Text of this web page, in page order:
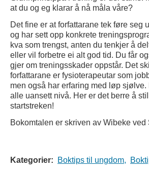
at du og eg klarar å nå måla våre?
Det fine er at forfattarane tek føre seg
og har sett opp konkrete
kva som trengst, anten du tenkjer å
eller vil forbetre ei alt god tid. Du får
gjer om treningsskader oppstår. Det
forfattarane er fysioterapeutar som
men også har erfaring med løp sjølve.
alle uansett nivå. Her er det berre å
startstreken!
Bokomtalen er skriven av Wibeke ved
Kategorier: Boktips til ungdom,